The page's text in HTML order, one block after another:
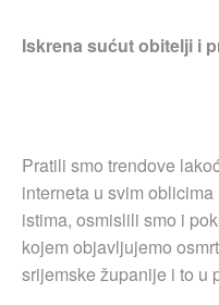
Iskrena sućut obitelji i
Pratili smo trendove
interneta u svim
istima, osmislili smo i
kojem objavljujemo
srijemske županije i to u